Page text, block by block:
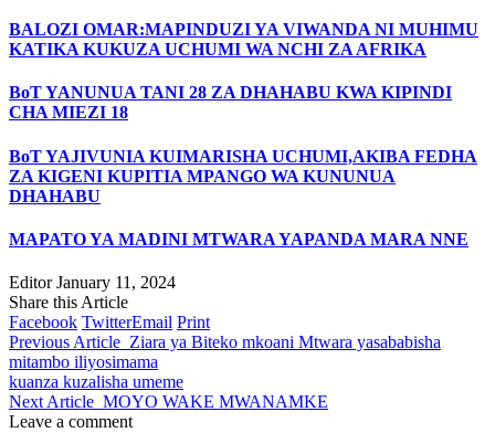
BALOZI OMAR:MAPINDUZI YA VIWANDA NI MUHIMU
KATIKA KUKUZA UCHUMI WA NCHI ZA AFRIKA
BoT YANUNUA TANI 28 ZA DHAHABU KWA KIPINDI
CHA MIEZI 18
BoT YAJIVUNIA KUIMARISHA UCHUMI,AKIBA FEDHA
ZA KIGENI KUPITIA MPANGO WA KUNUNUA
DHAHABU
MAPATO YA MADINI MTWARA YAPANDA MARA NNE
Editor January 11, 2024
Share this Article
Facebook TwitterEmail Print
Previous Article Ziara ya Biteko mkoani Mtwara yasababisha
mitambo iliyosimama
kuanza kuzalisha umeme
Next Article MOYO WAKE MWANAMKE
Leave a comment